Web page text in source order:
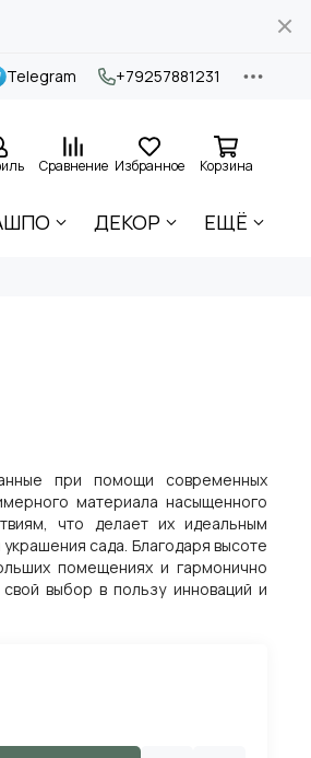
Telegram +79257881231
Сравнение Избранное Корзина
ДЕКОР ЕЩЁ
при помощи современных
материала насыщенного
что делает их идеальным
сада. Благодаря высоте
помещениях и гармонично
выбор в пользу инноваций и